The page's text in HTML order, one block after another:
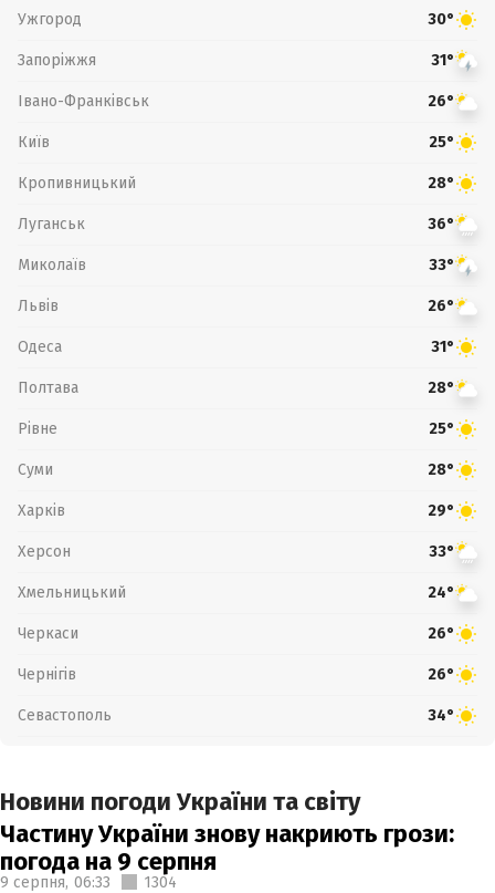
Ужгород 30°
Запоріжжя 31°
Івано-Франківськ 26°
Київ 25°
Кропивницький 28°
Луганськ 36°
Миколаїв 33°
Львів 26°
Одеса 31°
Полтава 28°
Рівне 25°
Суми 28°
Харків 29°
Херсон 33°
Хмельницький 24°
Черкаси 26°
Чернігів 26°
Севастополь 34°
Новини погоди України та світу
Частину України знову накриють грози:
погода на 9 серпня
9 серпня, 06:33 1304